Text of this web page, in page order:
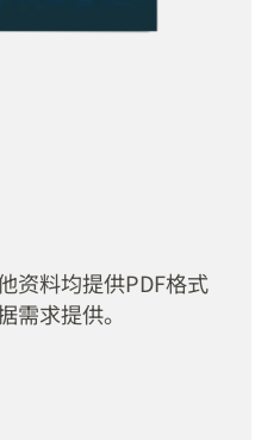
料均提供PDF格式
需求提供。